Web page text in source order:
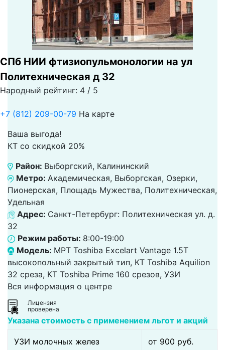
СПб НИИ фтизиопульмонологии на ул
Политехническая д 32
Народный рейтинг: 4 / 5
+7 (812) 209-00-79 На карте
Ваша выгода!
КТ со скидкой 20%
Район: Выборгский, Калининский
Метро: Академическая, Выборгская, Озерки,
Пионерская, Площадь Мужества, Политехническая,
Удельная
Адрес: Санкт-Петербург: Политехническая ул. д.
32
Режим работы: 8:00-19:00
Модель: МРТ Toshiba Excelart Vantage 1.5T
высокопольный закрытый тип, КТ Toshiba Aquilion
32 среза, КТ Toshiba Prime 160 срезов, УЗИ
Вся информация о центре
Лицензия
проверена
Указана стоимость с применением льгот и акций
УЗИ молочных желез от 900 pуб.